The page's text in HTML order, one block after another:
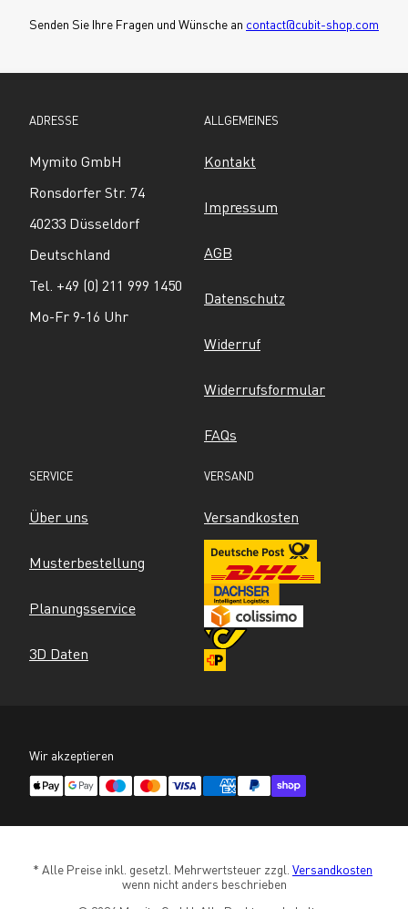
Senden Sie Ihre Fragen und Wünsche an contact@cubit-shop.com
ADRESSE
Mymito GmbH
Ronsdorfer Str. 74
40233 Düsseldorf
Deutschland
Tel. +49 (0) 211 999 1450
Mo-Fr 9-16 Uhr
ALLGEMEINES
Kontakt
Impressum
AGB
Datenschutz
Widerruf
Widerrufsformular
FAQs
SERVICE
Über uns
Musterbestellung
Planungsservice
3D Daten
VERSAND
Versandkosten
Wir akzeptieren
* Alle Preise inkl. gesetzl. Mehrwertsteuer zzgl. Versandkosten
wenn nicht anders beschrieben